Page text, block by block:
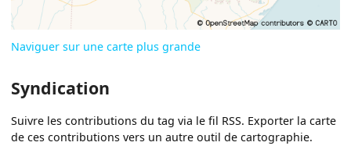
Naviguer sur une carte plus grande
Syndication
Suivre les contributions du tag via le fil RSS. Exporter la carte
de ces contributions vers un autre outil de cartographie.